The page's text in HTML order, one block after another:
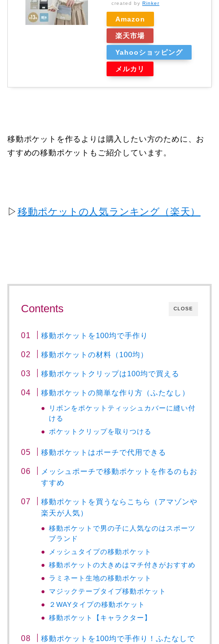
created by Rinker
Amazon
楽天市場
Yahooショッピング
メルカリ
移動ポケットを作るよりは購入したい方のために、お
すすめの移動ポケットもご紹介しています。
▷ 移動ポケットの人気ランキング（楽天）
CLOSE
Contents
移動ポケットを100均で手作り
移動ポケットの材料（100均）
移動ポケットクリップは100均で買える
移動ポケットの簡単な作り方（ふたなし）
リボンをポケットティッシュカバーに縫い付
ける
ポケットクリップを取りつける
移動ポケットはポーチで代用できる
メッシュポーチで移動ポケットを作るのもお
すすめ
移動ポケットを買うならこちら（アマゾンや
楽天が人気）
移動ポケットで男の子に人気なのはスポーツ
ブランド
メッシュタイプの移動ポケット
移動ポケットの大きめはマチ付きがおすすめ
ラミネート生地の移動ポケット
マジックテープタイプ移動ポケット
２WAYタイプの移動ポケット
移動ポケット【キャラクター】
移動ポケットを100均で手作り！ふたなしで